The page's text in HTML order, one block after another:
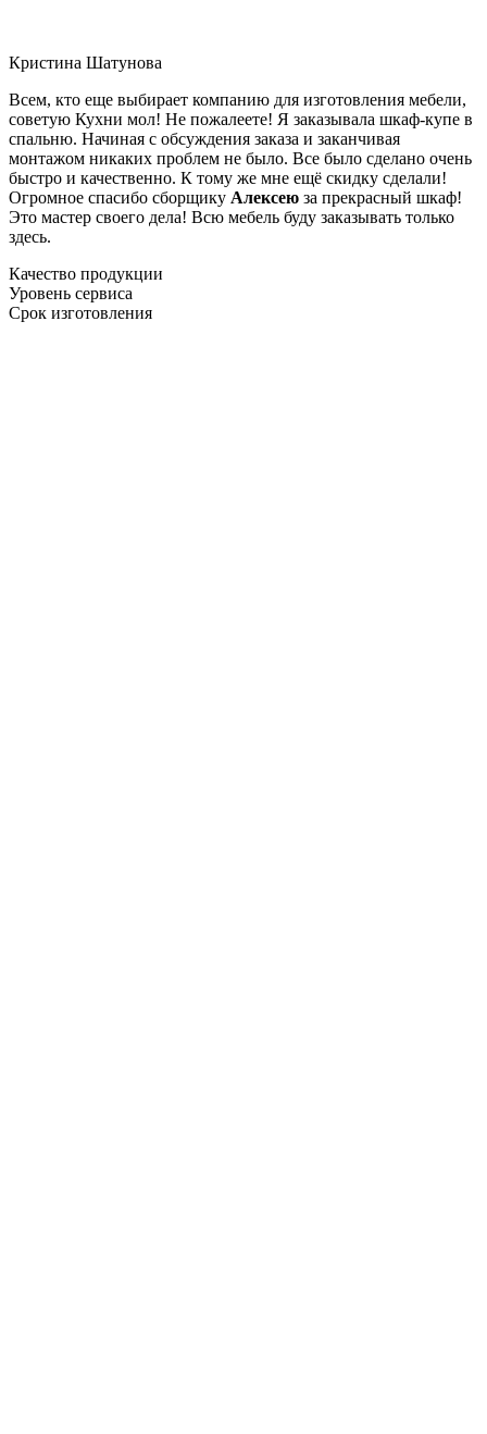
Кристина Шатунова
Всем, кто еще выбирает компанию для изготовления мебели,
советую Кухни мол! Не пожалеете! Я заказывала шкаф-купе в
спальню. Начиная с обсуждения заказа и заканчивая
монтажом никаких проблем не было. Все было сделано очень
быстро и качественно. К тому же мне ещё скидку сделали!
Огромное спасибо сборщику Алексею за прекрасный шкаф!
Это мастер своего дела! Всю мебель буду заказывать только
здесь.
Качество продукции
Уровень сервиса
Срок изготовления